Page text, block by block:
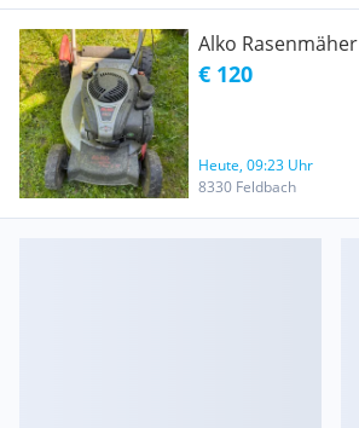
Alko Rasenmäher
€ 120
Heute, 09:23 Uhr
8330 Feldbach